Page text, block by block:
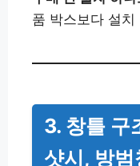
품 박스보다 설
3. 창틀 구
샷시, 방